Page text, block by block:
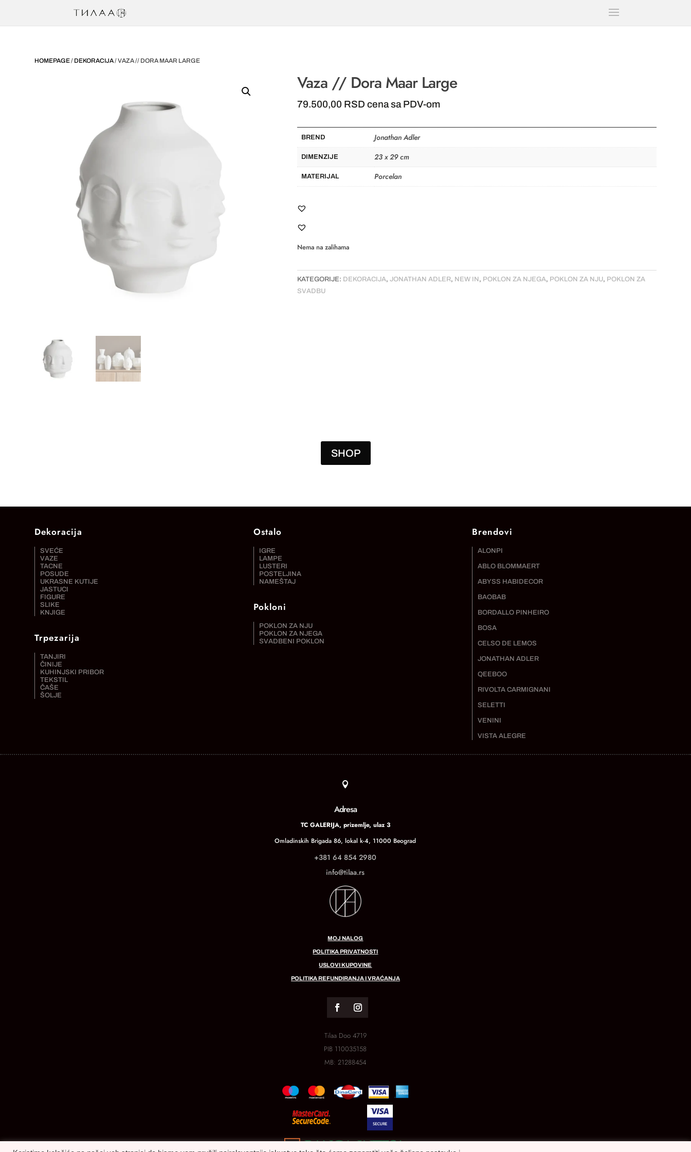
HOMEPAGE/ DEKORACIJA/ VAZA // DORA MAAR LARGE
Vaza // Dora Maar Large
79.500,00 RSD cena sa PDV-om
BREND Jonathan Adler
DIMENZIJE 23 x 29 cm
MATERIJAL Porcelan
Nema na zalihama
KATEGORIJE: DEKORACIJA, JONATHAN ADLER, NEW IN , POKLON ZA NJEGA, POKLON ZA NJU, POKLON ZA
SVADBU
SHOP
Dekoracija
SVEĆE
VAZE
TACNE
POSUDE
UKRASNE KUTIJE
JASTUCI
FIGURE
SLIKE
KNJIGE
Trpezarija
TANJIRI
ČINIJE
KUHINJSKI PRIBOR
TEKSTIL
ČAŠE
ŠOLJE
Ostalo
IGRE
LAMPE
LUSTERI
POSTELJINA
NAMEŠTAJ
Pokloni
POKLON ZA NJU
POKLON ZA NJEGA
SVADBENI POKLON
Brendovi
ALONPI
ABLO BLOMMAERT
ABYSS HABIDECOR
BAOBAB
BORDALLO PINHEIRO
BOSA
CELSO DE LEMOS
JONATHAN ADLER
QEEBOO
RIVOLTA CARMIGNANI
SELETTI
VENINI
VISTA ALEGRE

Adresa
TC GALERIJA, prizemlje, ulaz 3
Omladinskih Brigada 86, lokal k-4, 11000 Beograd
+381 64 854 2980
info@tilaa.rs
MOJ NALOG
POLITIKA PRIVATNOSTI
USLOVI KUPOVINE
POLITIKA REFUNDIRANJA I VRAĆANJA
Tilaa Doo 4719
PIB 110035158
MB:21288454